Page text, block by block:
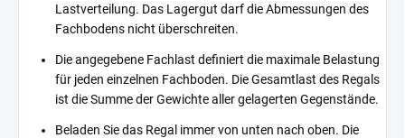
Lastverteilung. Das Lagergut darf die Abmessungen des
Fachbodens nicht überschreiten.
Die angegebene Fachlast definiert die maximale Belastung
für jeden einzelnen Fachboden. Die Gesamtlast des Regals
ist die Summe der Gewichte aller gelagerten Gegenstände.
Beladen Sie das Regal immer von unten nach oben. Die